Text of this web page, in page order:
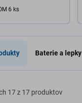
6 ks
košíka
Baterie a lepky
17 z 17 produktov